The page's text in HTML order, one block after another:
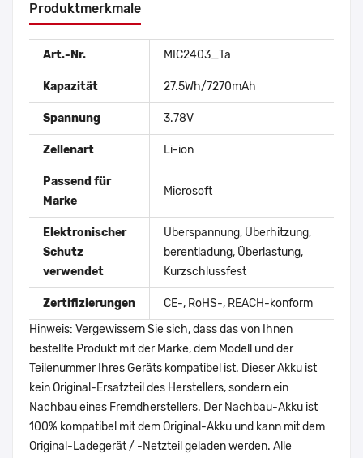
Produktmerkmale
Art.-Nr. MIC2403_Ta
Kapazität 27.5Wh/7270mAh
Spannung 3.78V
Zellenart Li-ion
Passend für
Marke
Microsoft
Elektronischer
Schutz
verwendet
Überspannung, Überhitzung,
berentladung, Überlastung,
Kurzschlussfest
Zertifizierungen
CE-, RoHS-, REACH-konform
Hinweis: Vergewissern Sie sich, dass das von Ihnen
bestellte Produkt mit der Marke, dem Modell und der
Teilenummer Ihres Geräts kompatibel ist. Dieser Akku ist
kein Original-Ersatzteil des Herstellers, sondern ein
Nachbau eines Fremdherstellers. Der Nachbau-Akku ist
100% kompatibel mit dem Original-Akku und kann mit dem
Original-Ladegerät / -Netzteil geladen werden. Alle